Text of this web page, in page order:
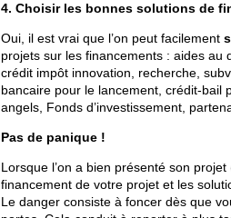
4. Choisir les bonnes solutions de
Oui, il est vrai que l’on peut facilement
projets sur les financements : aides au
crédit impôt innovation, recherche,
bancaire pour le lancement, crédit-bail
angels, Fonds d’investissement,
Pas de panique !
Lorsque l’on a bien présenté son
financement de votre projet et les
Le danger consiste à foncer dès que